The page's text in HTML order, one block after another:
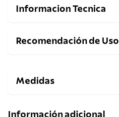
Informacion Tecnica
Recomendación de Uso
Medidas
Información adicional